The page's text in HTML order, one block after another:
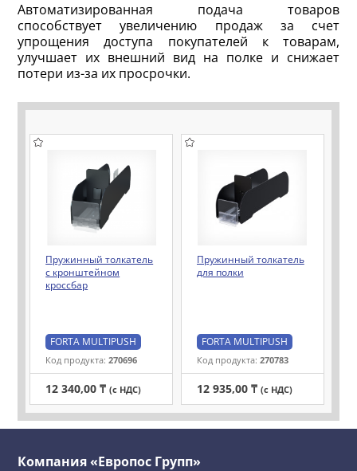
Автоматизированная подача товаров
способствует увеличению продаж за счет
упрощения доступа покупателей к товарам,
улучшает их внешний вид на полке и снижает
потери из-за их просрочки.
Пружинный толкатель
с кронштейном
кроссбар
FORTA MULTIPUSH
Код продукта:270696
12 340,00 ₸(с НДС)
Пружинный толкатель
для полки
FORTA MULTIPUSH
Код продукта: 270783
12 935,00 ₸ (с НДС)
Компания «Европос Групп»